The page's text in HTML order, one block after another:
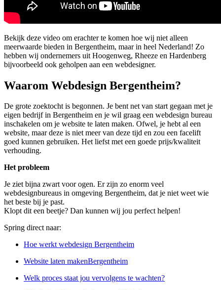
Bekijk deze video om erachter te komen hoe wij niet alleen
meerwaarde bieden in Bergentheim, maar in heel Nederland! Zo
hebben wij ondernemers uit Hoogenweg, Rheeze en Hardenberg
bijvoorbeeld ook geholpen aan een webdesigner.
Waarom Webdesign Bergentheim?
De grote zoektocht is begonnen. Je bent net van start gegaan met je
eigen bedrijf in Bergentheim en je wil graag een webdesign bureau
inschakelen om je website te laten maken. Ofwel, je hebt al een
website, maar deze is niet meer van deze tijd en zou een facelift
goed kunnen gebruiken. Het liefst met een goede prijs/kwaliteit
verhouding.
Het probleem
Je ziet bijna zwart voor ogen. Er zijn zo enorm veel
webdesignbureaus in omgeving Bergentheim, dat je niet weet wie
het beste bij je past.
Klopt dit een beetje? Dan kunnen wij jou perfect helpen!
Spring direct naar:
Hoe werkt webdesign Bergentheim
Website laten makenBergentheim
Welk proces staat jou vervolgens te wachten?